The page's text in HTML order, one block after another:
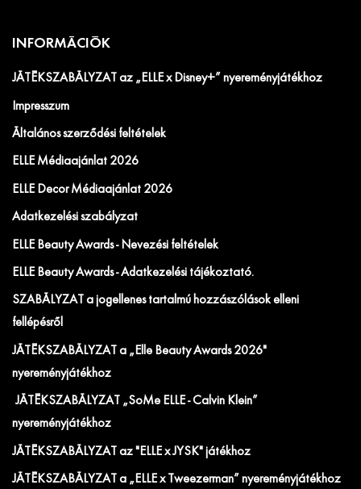
INFORMÁCIÓK
JÁTÉKSZABÁLYZAT az „ELLE x Disney+” nyereményjátékhoz
Impresszum
Általános szerződési feltételek
ELLE Médiaajánlat 2026
ELLE Decor Médiaajánlat 2026
Adatkezelési szabályzat
ELLE Beauty Awards - Nevezési feltételek
ELLE Beauty Awards - Adatkezelési tájékoztató.
SZABÁLYZAT a jogellenes tartalmú hozzászólások elleni
fellépésről
JÁTÉKSZABÁLYZAT a „Elle Beauty Awards 2026"
nyereményjátékhoz
JÁTÉKSZABÁLYZAT „SoMe ELLE - Calvin Klein”
nyereményjátékhoz
JÁTÉKSZABÁLYZAT az "ELLE x JYSK" játékhoz
JÁTÉKSZABÁLYZAT a „ELLE x Tweezerman” nyereményjátékhoz